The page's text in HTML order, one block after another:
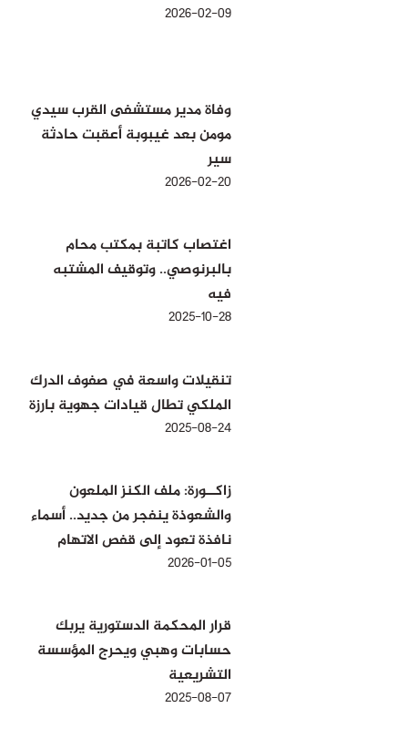
2026-02-09
وفاة مدير مستشفى القرب سيدي
مومن بعد غيبوبة أعقبت حادثة
سير
2026-02-20
اغتصاب كاتبة بمكتب محام
بالبرنوصي.. وتوقيف المشتبه
فيه
2025-10-28
تنقيلات واسعة في صفوف الدرك
الملكي تطال قيادات جهوية بارزة
2025-08-24
زاكــورة: ملف الكنز الملعون
والشعوذة ينفجر من جديد.. أسماء
نافذة تعود إلى قفص الاتهام
2026-01-05
قرار المحكمة الدستورية يربك
حسابات وهبي ويحرج المؤسسة
التشريعية
2025-08-07